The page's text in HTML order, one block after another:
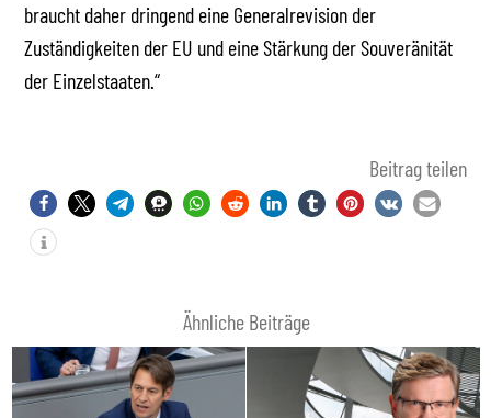
braucht daher dringend eine Generalrevision der
Zuständigkeiten der EU und eine Stärkung der Souveränität
der Einzelstaaten.“
Beitrag teilen
Ähnliche Beiträge